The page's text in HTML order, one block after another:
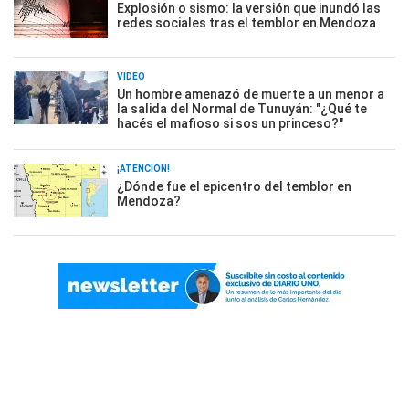
Explosión o sismo: la versión que inundó las
redes sociales tras el temblor en Mendoza
VIDEO
Un hombre amenazó de muerte a un menor a
la salida del Normal de Tunuyán: "¿Qué te
hacés el mafioso si sos un princeso?"
¡ATENCIÓN!
¿Dónde fue el epicentro del temblor en
Mendoza?